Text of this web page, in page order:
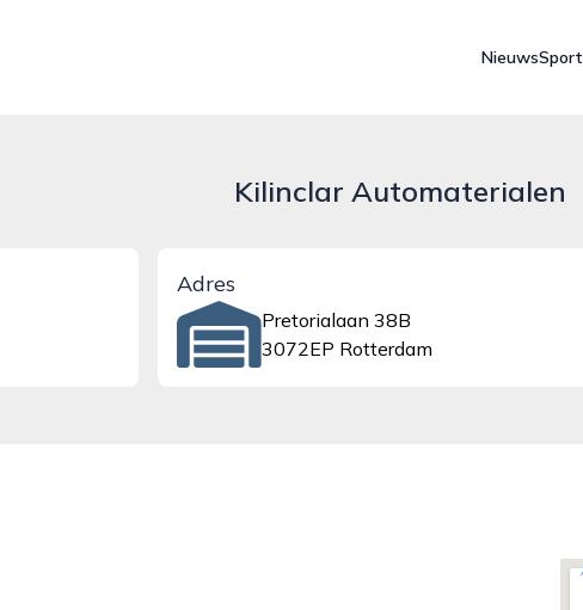
NieuwsSport
Kilinclar Automaterialen
Adres
Pretorialaan 38B
3072EP Rotterdam